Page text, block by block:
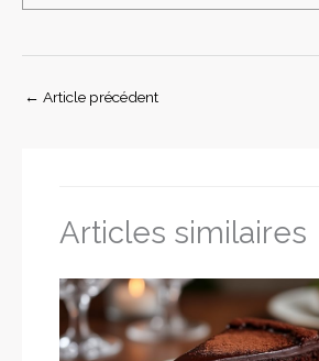
← Article précédent
Articles similaires